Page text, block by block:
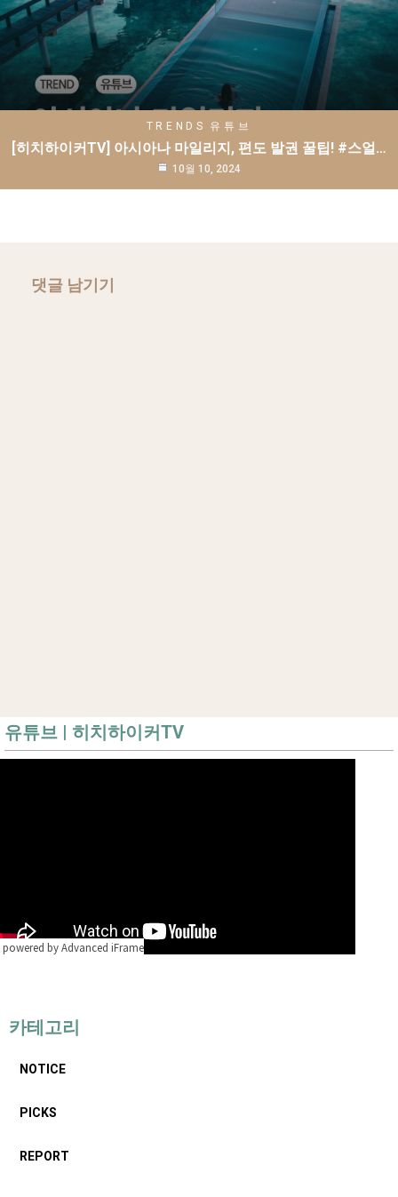
TRENDS 유튜브
[히치하이커TV] 아시아나 마일리지, 편도 발권 꿀팁! #스얼…
10월 10, 2024
댓글 남기기
유튜브 | 히치하이커TV
powered by Advanced iFrame
카테고리
NOTICE
PICKS
REPORT